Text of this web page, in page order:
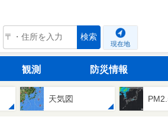
tenki.jp 検索
現在地
観測 防災情報
天気図